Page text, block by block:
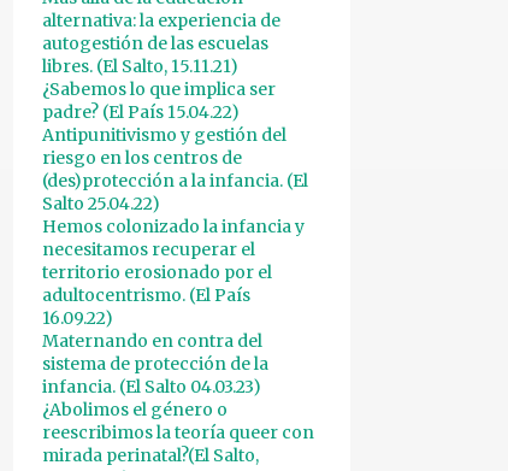
junio 2022
mayo 2022
abril 2022
marzo 2022
febrero 2022
1
enero 2022
diciembre 2021
octubre 2021
agosto 2021
julio 2021
junio 2021
1
alternativa: la experiencia de
autogestión de las escuelas
libres. (El Salto, 15.11.21)
¿Sabemos lo que implica ser
padre? (El País 15.04.22)
Antipunitivismo y gestión del
riesgo en los centros de
(des)protección a la infancia. (El
Salto 25.04.22)
Hemos colonizado la infancia y
necesitamos recuperar el
territorio erosionado por el
adultocentrismo. (El País
16.09.22)
Maternando en contra del
sistema de protección de la
infancia. (El Salto 04.03.23)
¿Abolimos el género o
reescribimos la teoría queer con
mirada perinatal?(El Salto,